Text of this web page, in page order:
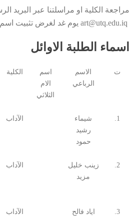
مراجعة الكلية او مراسلتنا عبر البريد
اسماء الطلبة الاوائل
ت
الاسم
الرباعي
اسم
الام
الثلاثي
الكلية
1.
شيماء
رشيد
حمود
الآداب
2.
زينب خليل
مزيد
الآداب
3.
اياد فالح
الآداب